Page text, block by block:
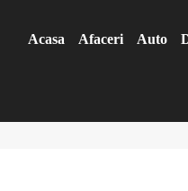
Acasa Afaceri Auto